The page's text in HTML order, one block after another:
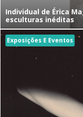
Individual de Érica
esculturas inéditas
Exposições E Eventos